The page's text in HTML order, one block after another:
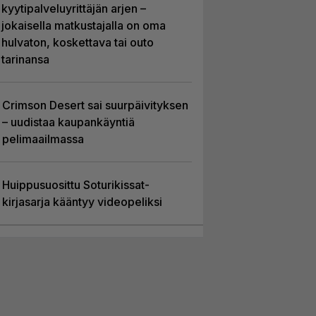
kyytipalveluyrittäjän arjen –
jokaisella matkustajalla on oma
hulvaton, koskettava tai outo
tarinansa
Crimson Desert sai suurpäivityksen
– uudistaa kaupankäyntiä
pelimaailmassa
Huippusuosittu Soturikissat-
kirjasarja kääntyy videopeliksi